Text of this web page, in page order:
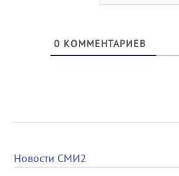
0 КОММЕНТАРИЕВ
Новости СМИ2